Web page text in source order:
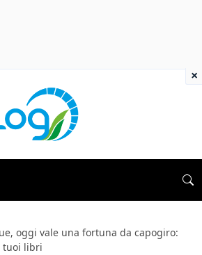
oggi vale una fortuna da capogiro:
tuoi libri
×